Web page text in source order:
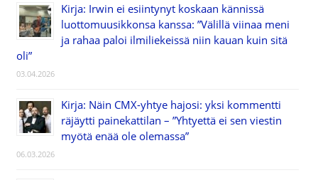
Kirja: Irwin ei esiintynyt koskaan kännissä
luottomuusikkonsa kanssa: ”Välillä viinaa meni
ja rahaa paloi ilmiliekeissä niin kauan kuin sitä
oli”
03.04.2026
Kirja: Näin CMX-yhtye hajosi: yksi kommentti
räjäytti painekattilan – ”Yhtyettä ei sen viestin
myötä enää ole olemassa”
06.03.2026